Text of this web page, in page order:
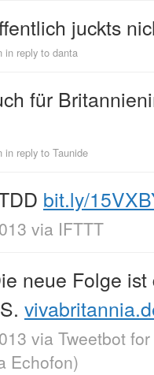
juckts
in reply to danta
für
in reply to Taunide
bit.ly/
via IFTTT
neue Folge
via Tweetbot
Echofon)